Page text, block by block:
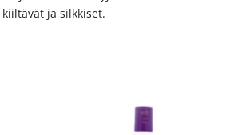
ja silkkiset.